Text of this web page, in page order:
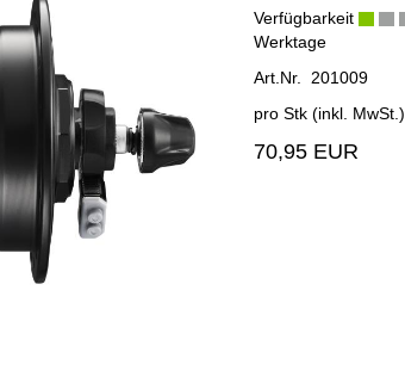
Verfügbarkeit
Werktage
Art.Nr. 201009
pro Stk (inkl. MwSt.)
70,95 EUR